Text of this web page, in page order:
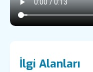
İlgi Alanları